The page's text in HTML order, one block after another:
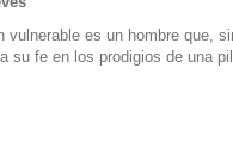
vulnerable es un hombre que,
su fe en los prodigios de una